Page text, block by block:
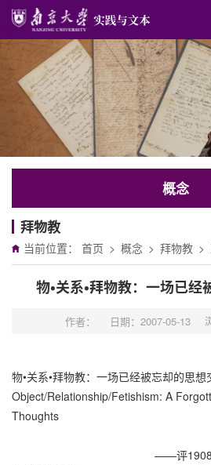
概念
拜物教
当前位置： 首页 > 概念 > 拜物教 >
物•关系•拜物教：一场已经
作者： 日期：2007-05-13
物•关系•拜物教：一场已经被忘却的思想
Object/Relationship/Fetishism: A
Thoughts
——评1908年普烈汉